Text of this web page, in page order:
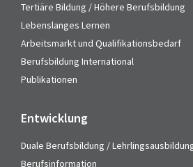
Tertiäre Bildung / Höhere Berufsbildung
Lebenslanges Lernen
Arbeitsmarkt und Qualifikationsbedarf
Berufsbildung International
Publikationen
Entwicklung
Duale Berufsbildung /
Berufsinformation